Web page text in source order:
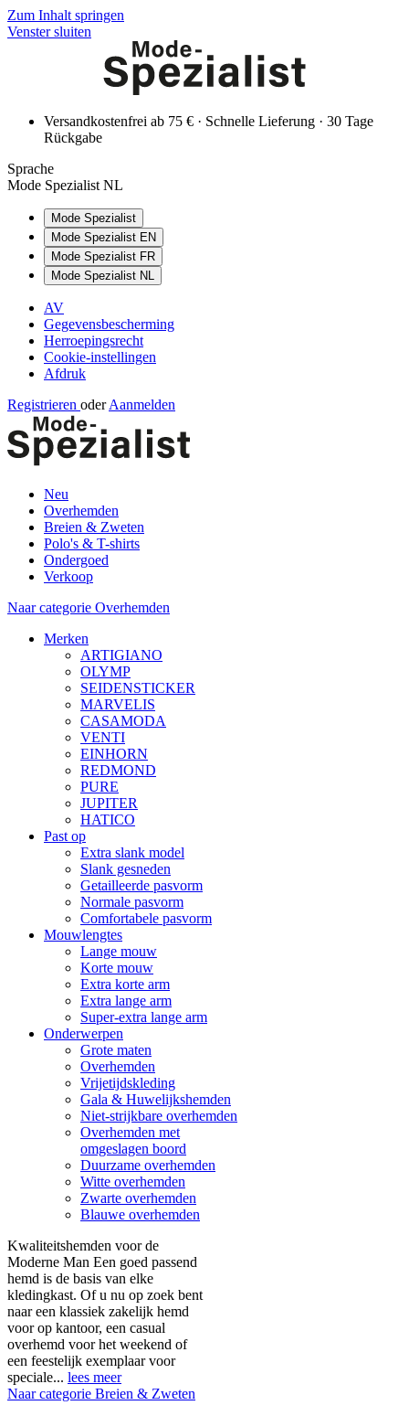
Zum Inhalt springen
Venster sluiten
Versandkostenfrei ab 75 € · Schnelle Lieferung · 30 Tage
Rückgabe
Sprache
Mode Spezialist NL
Mode Spezialist
Mode Spezialist EN
Mode Spezialist FR
Mode Spezialist NL
AV
Gegevensbescherming
Herroepingsrecht
Cookie-instellingen
Afdruk
Registrieren oder Aanmelden
Neu
Overhemden
Breien & Zweten
Polo's & T-shirts
Ondergoed
Verkoop
Naar categorie Overhemden
Merken
ARTIGIANO
OLYMP
SEIDENSTICKER
MARVELIS
CASAMODA
VENTI
EINHORN
REDMOND
PURE
JUPITER
HATICO
Past op
Extra slank model
Slank gesneden
Getailleerde pasvorm
Normale pasvorm
Comfortabele pasvorm
Mouwlengtes
Lange mouw
Korte mouw
Extra korte arm
Extra lange arm
Super-extra lange arm
Onderwerpen
Grote maten
Overhemden
Vrijetijdskleding
Gala & Huwelijkshemden
Niet-strijkbare overhemden
Overhemden met
omgeslagen boord
Duurzame overhemden
Witte overhemden
Zwarte overhemden
Blauwe overhemden
Kwaliteitshemden voor de
Moderne Man Een goed passend
hemd is de basis van elke
kledingkast. Of u nu op zoek bent
naar een klassiek zakelijk hemd
voor op kantoor, een casual
overhemd voor het weekend of
een feestelijk exemplaar voor
speciale... lees meer
Naar categorie Breien & Zweten